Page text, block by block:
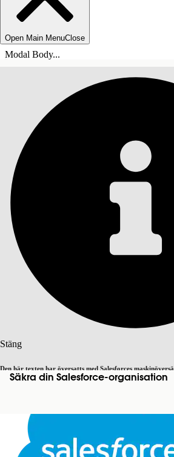
Open Main MenuClose
Modal Body...
Stäng
Den här texten har översatts med Salesforces
. Byt till engelska Inte nu
StängStäng
Säkra din Salesforce-organisation
Innehållsförteckningar
INNEHÅLLSFÖRTECKNINGAR